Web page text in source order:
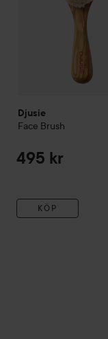
Djusie
Face Brush
495 kr
KÖP